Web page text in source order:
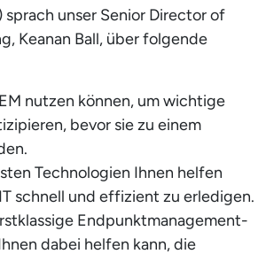
unser Senior Director of
Keanan Ball, über folgende
nutzen können, um wichtige
bevor sie zu einem
Technologien Ihnen helfen
schnell und effizient zu erledigen.
Endpunktmanagement-
dabei helfen kann, die